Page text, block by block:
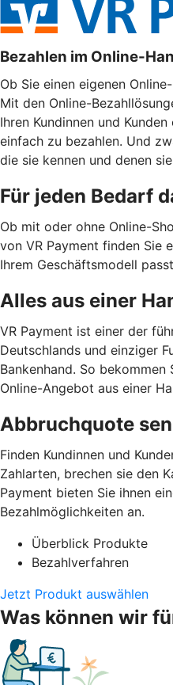
Bezahlen im Online-
Ob Sie einen eigenen
Mit den Online-
Ihren Kundinnen und
einfach zu bezahlen. Und
die sie kennen und denen
Für jeden Bedarf
Ob mit oder ohne Online-
von VR Payment finden Sie
Ihrem Geschäftsmodell
Alles aus einer
VR Payment ist einer der
Deutschlands und einziger
Bankenhand. So
Online-Angebot aus einer
Abbruchquote
Finden Kundinnen und
Zahlarten, brechen sie den
Payment bieten Sie ihnen
Bezahlmöglichkeiten an.
Überblick Produkte
Bezahlverfahren
Jetzt Produkt auswählen
Was können wir